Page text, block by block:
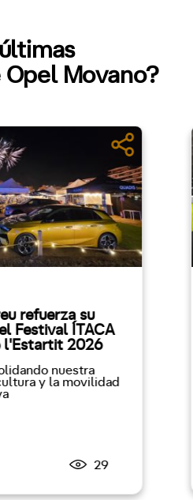
Movano?
refuerza su
Festival ÍTACA
l'Estartit 2026
nuestra
y la movilidad
29